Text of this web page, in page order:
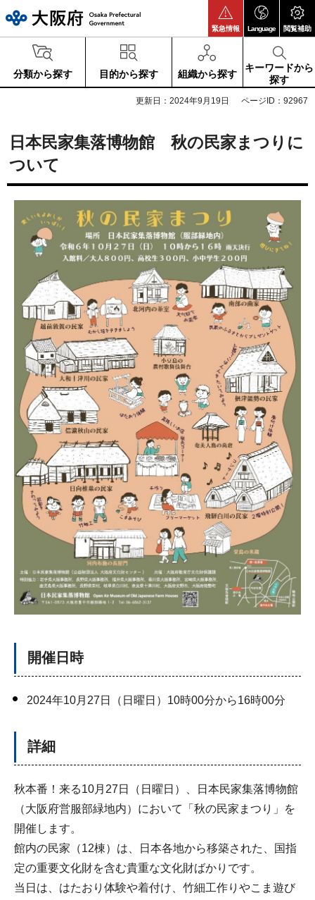
緊急情報 Language 閲覧補助
分類から探す 目的から探す 組織から探す
キーワードから
探す
更新日：2024年9月19日 ページID：92967
日本民家集落博物館 秋の民家まつりに
ついて
開催日時
2024年10月27日（日曜日）10時00分から16時00分
詳細
秋本番！来る10月27日（日曜日）、日本民家集落博物館
（大阪府営服部緑地内）において「秋の民家まつり」を
開催します。
館内の民家（12棟）は、日本各地から移築された、国指
定の重要文化財を含む貴重な文化財ばかりです。
当日は、はたおり体験や着付け、竹細工作りやこま遊び